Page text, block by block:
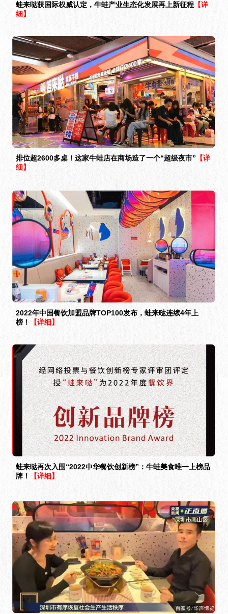
蛙来哒获国际权威认定，牛蛙产业生态化发展再上新征程 【详
细】
排位超2600多桌！这家牛蛙店在商场造了一个“超级夜市” 【详
细】
2022年中国餐饮加盟品牌TOP100发布，蛙来哒连续4年上
榜！
【详细】
蛙来哒再次入围“2022中华餐饮创新榜”：牛蛙美食唯一上榜品
牌！
【详细】